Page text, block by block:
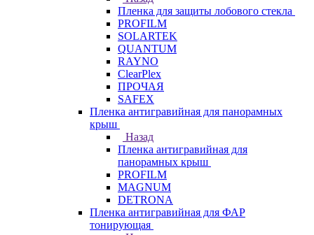
Пленка для защиты лобового стекла
PROFILM
SOLARTEK
QUANTUM
RAYNO
ClearPlex
ПРОЧАЯ
SAFEX
Пленка антигравийная для панорамных
крыш
Назад
Пленка антигравийная для
панорамных крыш
PROFILM
MAGNUM
DETRONA
Пленка антигравийная для ФАР
тонирующая